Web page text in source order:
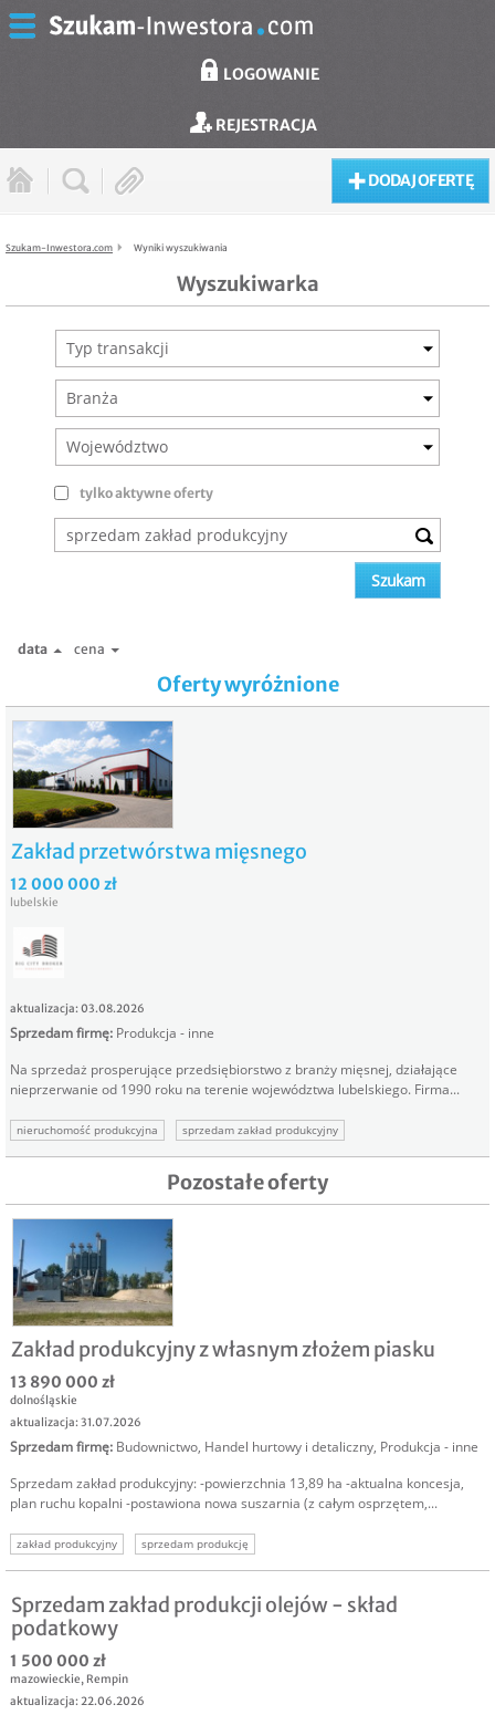
LOGOWANIE
REJESTRACJA
DODAJ OFERTĘ
Szukam-Inwestora.com Wyniki wyszukiwania
Wyszukiwarka
Typ transakcji
Branża
Województwo
tylko aktywne oferty
data cena
Oferty wyróżnione
Zakład przetwórstwa mięsnego
12 000 000 zł
lubelskie
aktualizacja: 03.08.2026
Sprzedam firmę: Produkcja - inne
Na sprzedaż prosperujące przedsiębiorstwo z branży mięsnej, działające
nieprzerwanie od 1990 roku na terenie województwa lubelskiego. Firma...
nieruchomość produkcyjna
sprzedam zakład produkcyjny
nieruchomość na produkcję
zakład przetwórstwa mięsnego
zakład produkcji mięsnej
Pozostałe oferty
Zakład produkcyjny z własnym złożem piasku
13 890 000 zł
dolnośląskie
aktualizacja: 31.07.2026
Sprzedam firmę: Budownictwo, Handel hurtowy i detaliczny, Produkcja - inne
Sprzedam zakład produkcyjny: -powierzchnia 13,89 ha -aktualna koncesja,
plan ruchu kopalni -postawiona nowa suszarnia (z całym osprzętem,...
zakład produkcyjny sprzedam produkcję
Sprzedam zakład produkcji olejów - skład
podatkowy
1 500 000 zł
mazowieckie, Rempin
aktualizacja: 22.06.2026